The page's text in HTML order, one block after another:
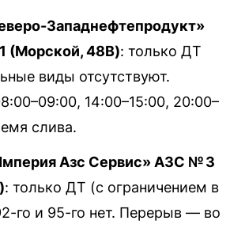
Западнефтепродукт»
(Морской, 48В): только ДТ
виды отсутствуют.
14:00–15:00, 20:00–
слива.
Азс Сервис» АЗС № 3
: только ДТ (с ограничением в
го и 95-го нет. Перерыв — во